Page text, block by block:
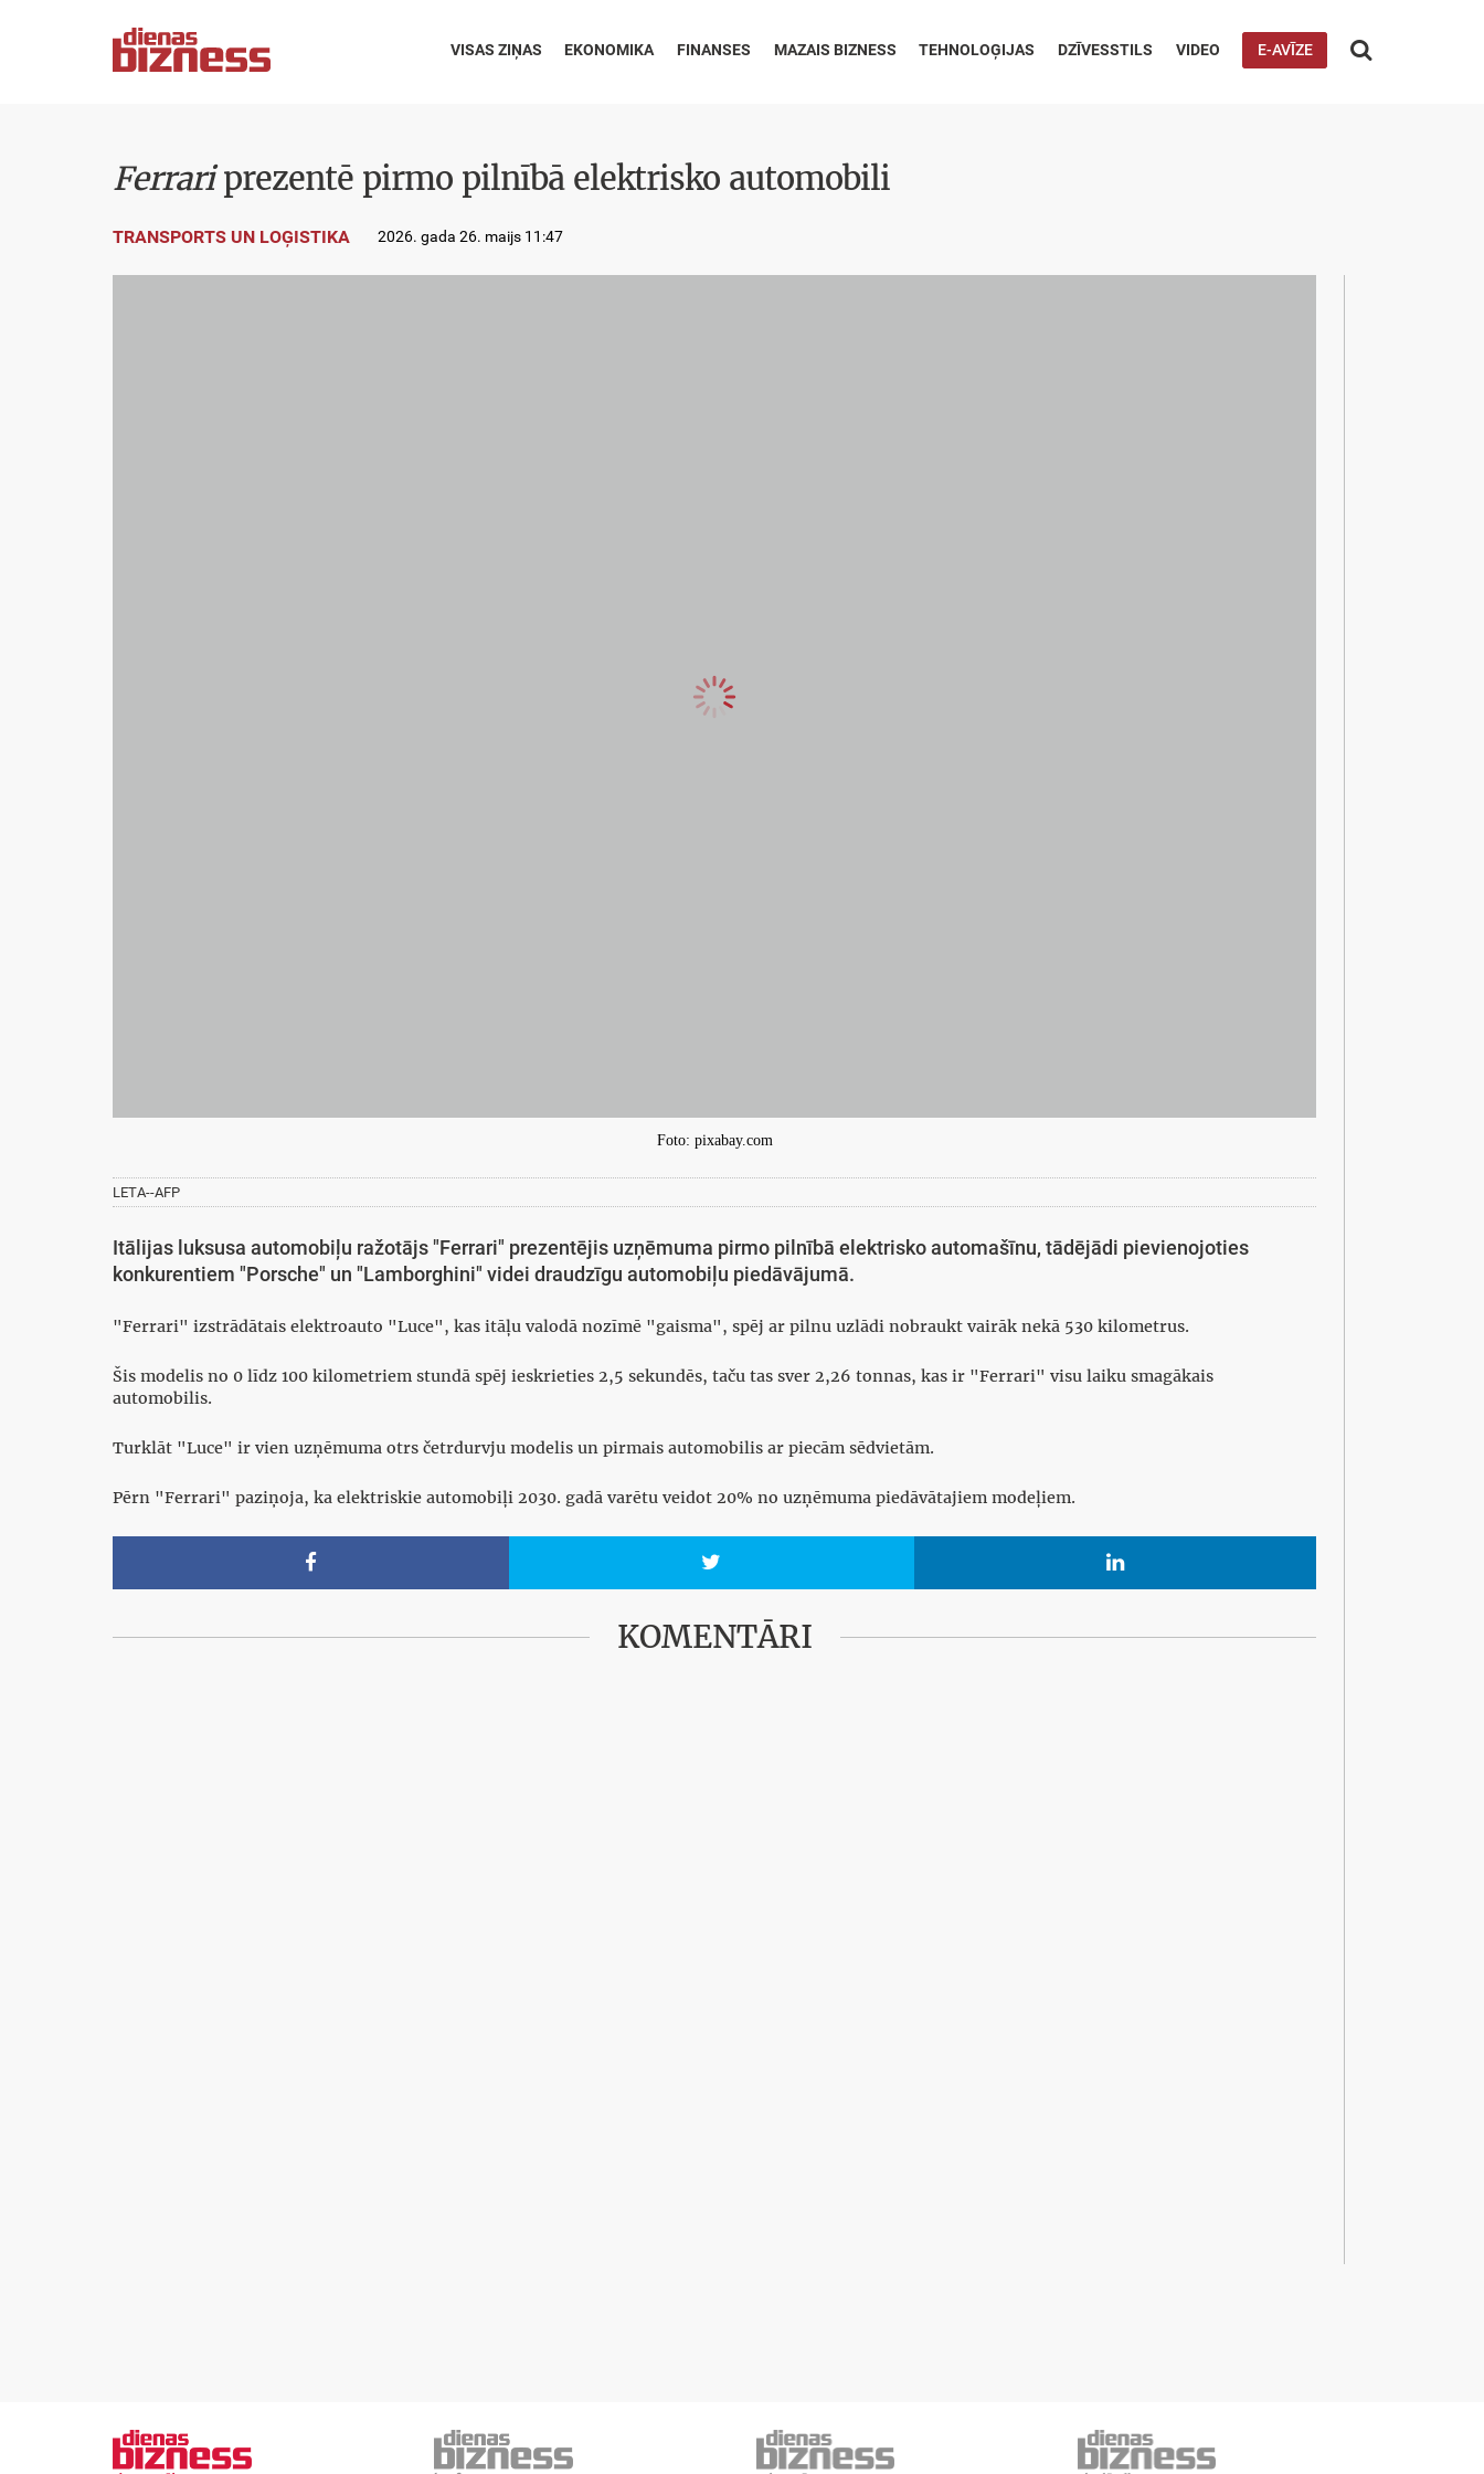
VISAS ZIŅAS EKONOMIKA FINANSES MAZAIS BIZNESS TEHNOLOĢIJAS DZĪVESSTILS VIDEO E-AVĪZE 
Ferrariprezentē pirmo pilnībā elektrisko automobili
TRANSPORTS UN LOĢISTIKA 2026. gada 26. maijs 11:47
Foto: pixabay.com
LETA--AFP
Itālijas luksusa automobiļu ražotājs "Ferrari" prezentējis uzņēmuma pirmo pilnībā elektrisko automašīnu, tādējādi pievienojoties
konkurentiem "Porsche" un "Lamborghini" videi draudzīgu automobiļu piedāvājumā.
"Ferrari" izstrādātais elektroauto "Luce", kas itāļu valodā nozīmē "gaisma", spēj ar pilnu uzlādi nobraukt vairāk nekā 530 kilometrus.
Šis modelis no 0 līdz 100 kilometriem stundā spēj ieskrieties 2,5 sekundēs, taču tas sver 2,26 tonnas, kas ir "Ferrari" visu laiku smagākais
automobilis.
Turklāt "Luce" ir vien uzņēmuma otrs četrdurvju modelis un pirmais automobilis ar piecām sēdvietām.
Pērn "Ferrari" paziņoja, ka elektriskie automobiļi 2030. gadā varētu veidot 20% no uzņēmuma piedāvātajiem modeļiem.
  
KOMENTĀRI